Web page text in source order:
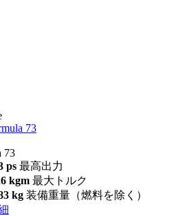
73
73
ps 最高出力
kgm 最大トルク
kg 装備重量（燃料を除く）